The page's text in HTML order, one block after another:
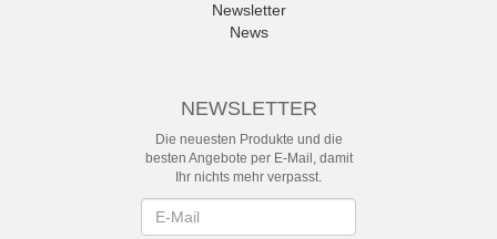
Newsletter
News
NEWSLETTER
Die neuesten Produkte und die
besten Angebote per E-Mail, damit
Ihr nichts mehr verpasst.